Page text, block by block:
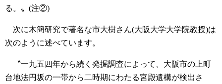
る。〟(注②)
次に木簡研究で著名な市大樹さん(大阪大学大学院教授)は
次のように述べています。
〝一九五四年から続く発掘調査によって、大阪市の上町
台地法円坂の一帯から二時期にわたる宮殿遺構が検出さ